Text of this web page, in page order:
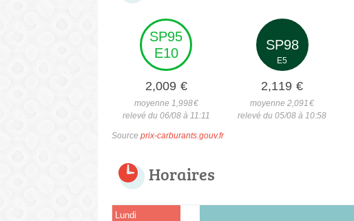
SP95
E10
2,009 €
moyenne 1,998€
relevé du 06/08 à 11:11
SP98
E5
2,119 €
moyenne 2,091€
relevé du 05/08 à 10:58
Source prix-carburants.gouv.fr
Horaires
Lundi